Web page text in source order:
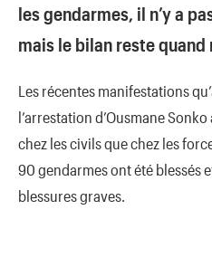
les gendarmes, il n’y a
mais le bilan reste quand
Les récentes manifestations
l’arrestation d’Ousmane
chez les civils que chez les
90 gendarmes ont été blessés
blessures graves.